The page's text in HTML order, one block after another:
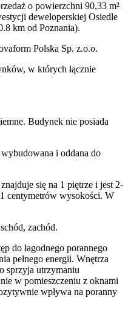
o powierzchni 90,33 m²
deweloperskiej Osiedle
km od Poznania).
Polska Sp. z.o.o.
, w których łącznie
. Budynek nie posiada
i oddana do
znajduje się na 1 piętrze i jest 2-
centymetrów wysokości. W
zachód.
do łagodnego porannego
pełnego energii. Wnętrza
sprzyja utrzymaniu
w pomieszczeniu z oknami
wpływa na poranny